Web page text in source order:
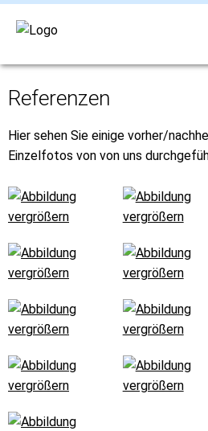
Referenzen
Hier sehen Sie einige vorher/
Einzelfotos von von uns